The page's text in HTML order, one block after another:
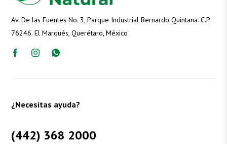
Av. De las Fuentes No. 3, Parque Industrial Bernardo Quintana. C.P.
76246. El Marqués, Querétaro, México
¿Necesitas ayuda?
(442) 368 2000